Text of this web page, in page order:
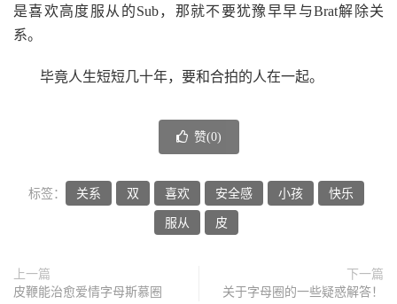
是喜欢高度服从的Sub，那就不要犹豫早早与Brat解除关
系。
毕竟人生短短几十年，要和合拍的人在一起。
赞(0)
标签： 关系 双 喜欢 安全感 小孩 快乐
服从 皮
上一篇
皮鞭能治愈爱情字母斯慕圈
下一篇
关于字母圈的一些疑惑解答！